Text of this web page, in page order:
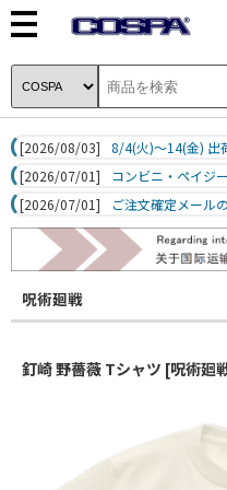
[2026/08/03]
8/4(火)～14(金) 出
[2026/07/01]
コンビニ・ペイジ
[2026/07/01]
ご注文確定メール
呪術廻戦
釘崎 野薔薇 Tシャツ [呪術廻